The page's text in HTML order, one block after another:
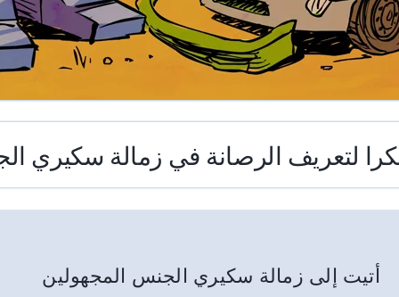
لتعريف الرصانة في زمالة سكيري
أتيت إلى زمالة سكيري الجنس المجهولين